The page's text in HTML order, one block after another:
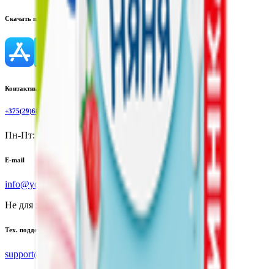
Скачать приложение
Контактный телефон
+375(29)6875999
Пн-Пт: 8:00 - 17:00
E-mail
info@yoda.by
Не для электронных обращений
Тех. поддержка
support@yoda.by